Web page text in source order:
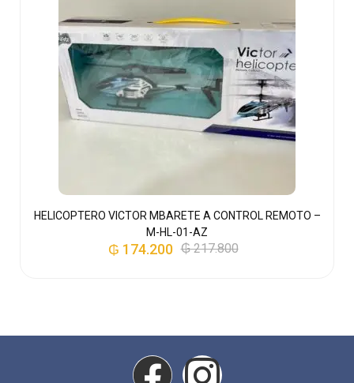
HELICOPTERO VICTOR MBARETE A CONTROL REMOTO –
M-HL-01-AZ
₲217.800
₲ 174.200